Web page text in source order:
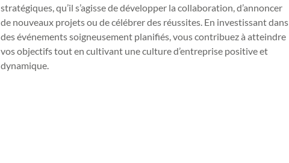
stratégiques, qu’il s’agisse de développer la collaboration, d’annoncer
de nouveaux projets ou de célébrer des réussites. En investissant dans
des événements soigneusement planifiés, vous contribuez à atteindre
vos objectifs tout en cultivant une culture d’entreprise positive et
dynamique.